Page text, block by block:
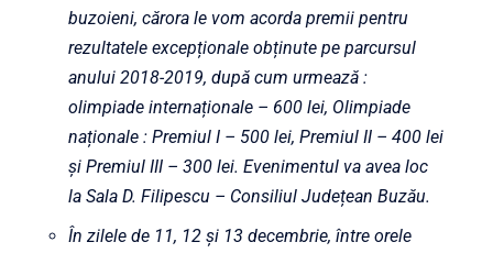
buzoieni, cărora le vom acorda premii pentru
rezultatele excepționale obținute pe parcursul
anului 2018-2019, după cum urmează :
olimpiade internaționale – 600 lei, Olimpiade
naționale : Premiul I – 500 lei, Premiul II – 400 lei
și Premiul III – 300 lei. Evenimentul va avea loc
la Sala D. Filipescu – Consiliul Județean Buzău.
În zilele de 11, 12 și 13 decembrie, între orele